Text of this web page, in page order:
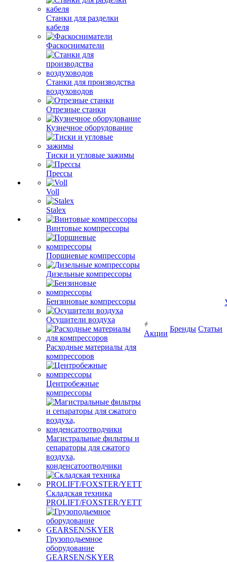
Станки для разделки
кабеля
Фаскосниматели
Станки для производства
воздуховодов
Отрезные станки
Кузнечное оборудование
Тиски и угловые зажимы
Прессы
Voll
Stalex
Винтовые компрессоры
Поршневые компрессоры
Дизельные компрессоры
Бензиновые компрессоры
Осушители воздуха
Расходные материалы для
компрессоров
Центробежные
компрессоры
Магистральные фильтры и
сепараторы для сжатого
воздуха,
конденсатоотводчики
Складская техника
PROLIFT/FOXSTER/YETT
Грузоподьемное
оборудование
GEARSEN/SKYER
Акции
Бренды Статьи